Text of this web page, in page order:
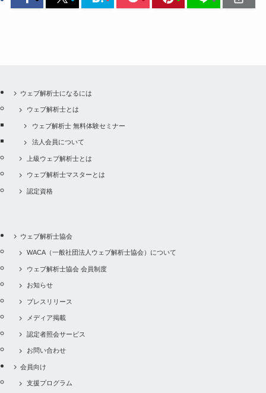
ウェブ解析士になるには
ウェブ解析士とは
ウェブ解析士 無料体験セミナー
法人会員について
上級ウェブ解析士とは
ウェブ解析士マスターとは
認定資格
ウェブ解析士協会
WACA（一般社団法人ウェブ解析士協会）について
ウェブ解析士協会 会員制度
お知らせ
プレスリリース
メディア掲載
認定者照会サービス
お問い合わせ
会員向け
支援プログラム